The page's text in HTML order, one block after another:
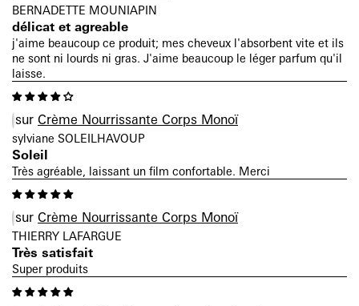
BERNADETTE MOUNIAPIN
délicat et agreable
j'aime beaucoup ce produit; mes cheveux l'absorbent vite et ils
ne sont ni lourds ni gras. J'aime beaucoup le léger parfum qu'il
laisse.
Crème Nourrissante Corps Monoï
sylviane SOLEILHAVOUP
Soleil
Très agréable, laissant un film confortable. Merci
Crème Nourrissante Corps Monoï
THIERRY LAFARGUE
Très satisfait
Super produits